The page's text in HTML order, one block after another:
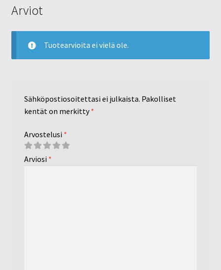
Arviot
Tuotearvioita ei vielä ole.
Sähköpostiosoitettasi ei julkaista. Pakolliset
kentät on merkitty*
Arvostelusi *
Arviosi *